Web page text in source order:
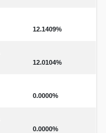
12.1409%
12.0104%
0.0000%
0.0000%